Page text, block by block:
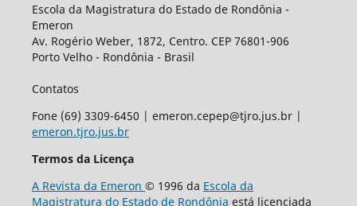
Escola da Magistratura do Estado de Rondônia -
Emeron
Av. Rogério Weber, 1872, Centro. CEP 76801-906
Porto Velho - Rondônia - Brasil
Contatos
Fone (69) 3309-6450 | emeron.cepep@tjro.jus.br |
emeron.tjro.jus.br
Termos da Licença
A Revista da Emeron © 1996 da Escola da
Magistratura do Estado de Rondônia está licenciada